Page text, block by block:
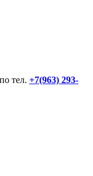
тел. +7(963) 293-